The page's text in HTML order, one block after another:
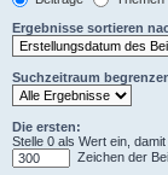
Ergebnisse sortieren
Suchzeitraum
Die ersten:
Stelle 0 als Wert ein,
Zeichen der